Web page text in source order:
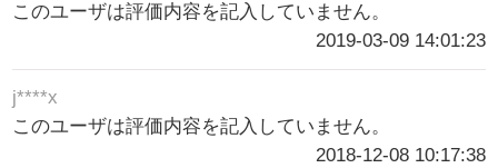
このユーザは評価内容を記入していません。
2019-03-09 14:01:23
j****x
このユーザは評価内容を記入していません。
2018-12-08 10:17:38